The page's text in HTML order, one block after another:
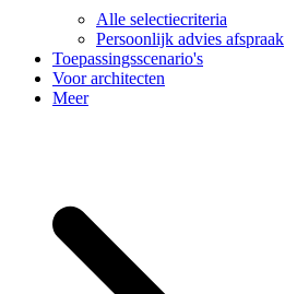
Alle selectiecriteria
Persoonlijk advies afspraak
Toepassingsscenario's
Voor architecten
Meer